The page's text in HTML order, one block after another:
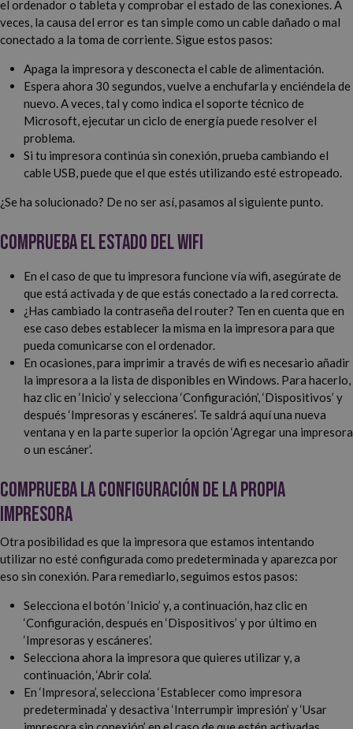
el ordenador o tableta y comprobar el estado de las conexiones. A
veces, la causa del error es tan simple como un cable dañado o mal
conectado a la toma de corriente. Sigue estos pasos:
Apaga la impresora y desconecta el cable de alimentación.
Espera ahora 30 segundos, vuelve a enchufarla y enciéndela de
nuevo. A veces, tal y como indica el soporte técnico de
Microsoft, ejecutar un ciclo de energía puede resolver el
problema.
Si tu impresora continúa sin conexión, prueba cambiando el
cable USB, puede que el que estés utilizando esté estropeado.
¿Se ha solucionado? De no ser así, pasamos al siguiente punto.
Comprueba el estado del wifi
En el caso de que tu impresora funcione vía wifi, asegúrate de
que está activada y de que estás conectado a la red correcta.
¿Has cambiado la contraseña del router? Ten en cuenta que en
ese caso debes establecer la misma en la impresora para que
pueda comunicarse con el ordenador.
En ocasiones, para imprimir a través de wifi es necesario añadir
la impresora a la lista de disponibles en Windows. Para hacerlo,
haz clic en ‘Inicio’ y selecciona ‘Configuración’, ‘Dispositivos’ y
después ‘Impresoras y escáneres’. Te saldrá aquí una nueva
ventana y en la parte superior la opción ‘Agregar una impresora
o un escáner’.
Comprueba la configuración de la propia
impresora
Otra posibilidad es que la impresora que estamos intentando
utilizar no esté configurada como predeterminada y aparezca por
eso sin conexión. Para remediarlo, seguimos estos pasos:
Selecciona el botón ‘Inicio’ y, a continuación, haz clic en
‘Configuración, después en ‘Dispositivos’ y por último en
‘Impresoras y escáneres’.
Selecciona ahora la impresora que quieres utilizar y, a
continuación, ‘Abrir cola’.
En ‘Impresora’, selecciona ‘Establecer como impresora
predeterminada’ y desactiva ‘Interrumpir impresión’ y ‘Usar